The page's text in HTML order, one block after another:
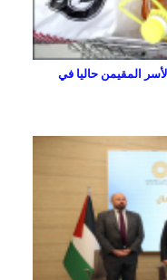
المقيمن حاليا في